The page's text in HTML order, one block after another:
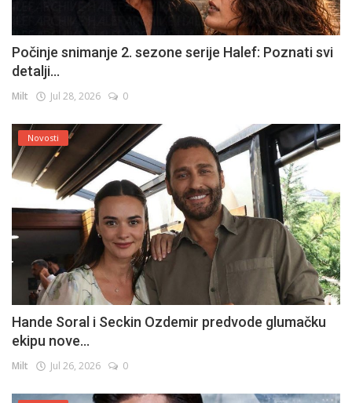
Počinje snimanje 2. sezone serije Halef: Poznati svi
detalji...
Milt Jul 28, 2026 0
Novosti
Hande Soral i Seckin Ozdemir predvode glumačku
ekipu nove...
Milt Jul 26, 2026 0